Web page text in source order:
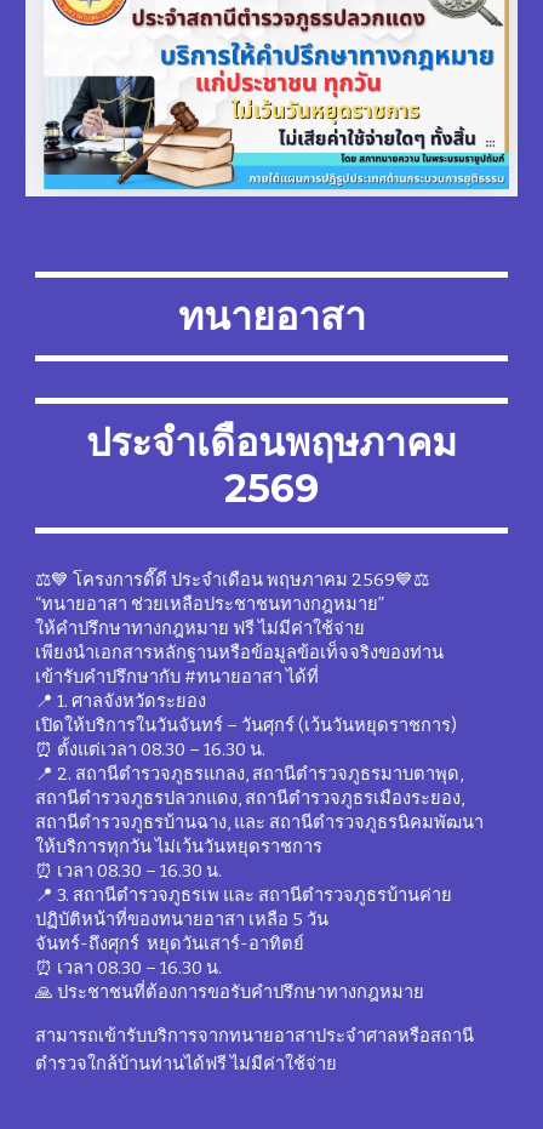
ทนายอาสา
ประจำเดือนพฤษภาคม
2569
⚖️💙 โครงการดี๊ดี ประจำเดือนพฤษภาคม 2569💙⚖️
“ทนายอาสา ช่วยเหลือประชาชนทางกฎหมาย”
ให้คำปรึกษาทางกฎหมาย ฟรี ไม่มีค่าใช้จ่าย
เพียงนำเอกสารหลักฐานหรือข้อมูลข้อเท็จจริงของท่าน
เข้ารับคำปรึกษากับ #ทนายอาสา ได้ที่
📍 1. ศาลจังหวัดระยอง
เปิดให้บริการในวันจันทร์ – วันศุกร์ (เว้นวันหยุดราชการ)
⏰ ตั้งแต่เวลา 08.30 – 16.30 น.
📍 2. สถานีตำรวจภูธรแกลง, สถานีตำรวจภูธรมาบตาพุด,
สถานีตำรวจภูธรปลวกแดง, สถานีตำรวจภูธรเมืองระยอง,
สถานีตำรวจภูธรบ้านฉาง, และ สถานีตำรวจภูธรนิคมพัฒนา
ให้บริการทุกวัน ไม่เว้นวันหยุดราชการ
⏰ เวลา 08.30 – 16.30 น.
📍 3. สถานีตำรวจภูธรเพ และ สถานีตำรวจภูธรบ้านค่าย
ปฏิบัติหน้าที่ของทนายอาสา เหลือ 5 วัน
จันทร์-ถึงศุกร์ หยุดวันเสาร์-อาทิตย์
⏰ เวลา 08.30 – 16.30 น.
🙏 ประชาชนที่ต้องการขอรับคำปรึกษาทางกฎหมาย
สามารถเข้ารับบริการจากทนายอาสาประจำศาลหรือสถานี
ตำรวจใกล้บ้านท่านได้ฟรี ไม่มีค่าใช้จ่าย